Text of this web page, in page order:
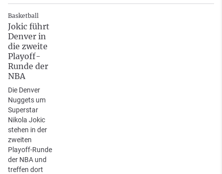
Basketball
Jokic führt
Denver in
die zweite
Playoff-
Runde der
NBA
Die Denver
Nuggets um
Superstar
Nikola Jokic
stehen in der
zweiten
Playoff-Runde
der NBA und
treffen dort